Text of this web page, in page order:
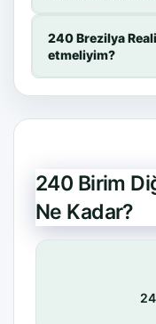
240 Brezilya
etmeliyim?
240 Birim
Ne Kadar?